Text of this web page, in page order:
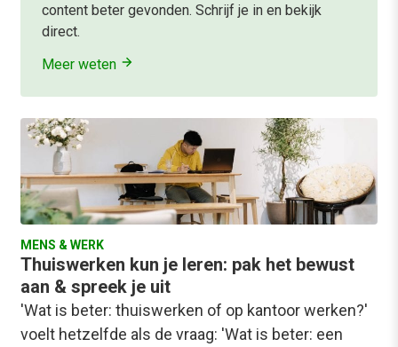
content beter gevonden. Schrijf je in en bekijk
direct.
Meer weten
MENS & WERK
Thuiswerken kun je leren: pak het bewust
aan & spreek je uit
'Wat is beter: thuiswerken of op kantoor werken?'
voelt hetzelfde als de vraag: 'Wat is beter: een